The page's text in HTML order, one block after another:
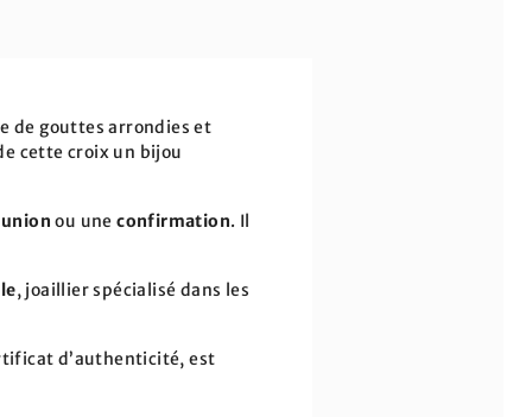
de gouttes arrondies et
cette croix un bijou
ou uneconfirmation. Il
, joaillier spécialisé dans les
d’authenticité, est